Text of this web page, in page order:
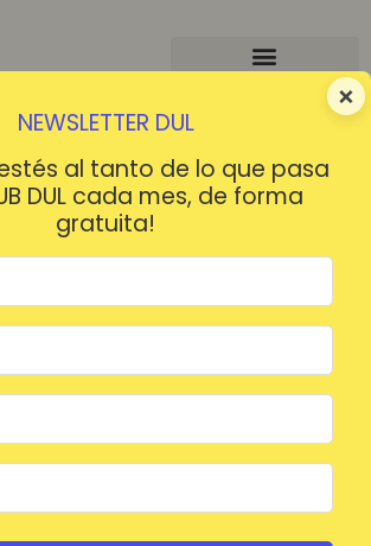
×
NEWSLETTER DUL
al tanto de lo que pasa
DUL cada mes, de forma
gratuita!
¡HOLA!